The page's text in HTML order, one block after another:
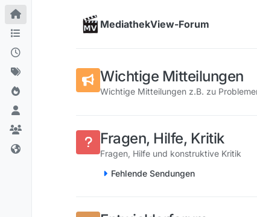
Skip to content
MediathekView-Forum
Wichtige Mitteilungen
Wichtige Mitteilungen z.B. zu
Fragen, Hilfe, Kritik
Fragen, Hilfe und konstruktive Kritik
Fehlende Sendungen